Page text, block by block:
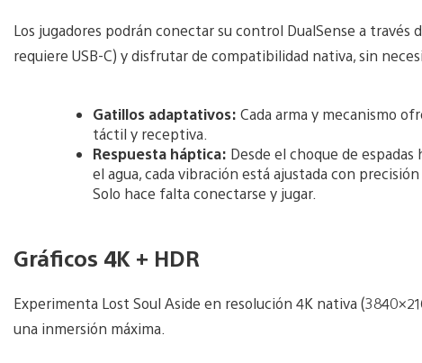
Los jugadores podrán conectar su control DualSense a
requiere USB-C) y disfrutar de compatibilidad nativa, sin
Gatillos adaptativos: Cada arma y mecanismo
táctil y receptiva.
Respuesta háptica: Desde el choque de
el agua, cada vibración está ajustada con
Solo hace falta conectarse y jugar.
Gráficos 4K + HDR
Experimenta Lost Soul Aside en resolución 4K nativa
una inmersión máxima.